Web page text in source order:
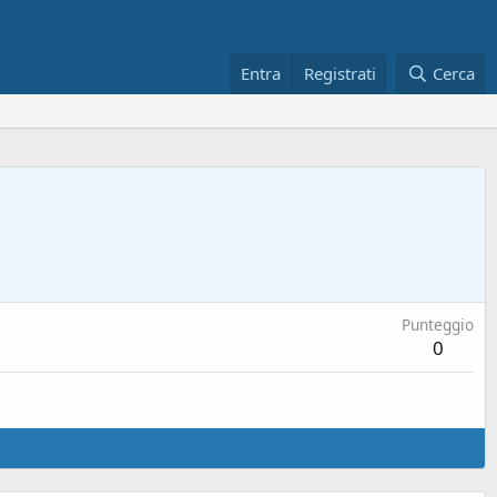
Entra Registrati Cerca
Punteggio
0